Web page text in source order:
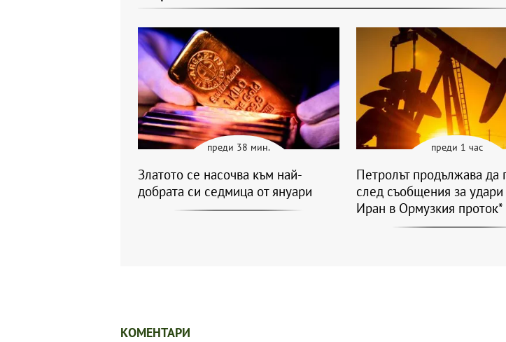
преди 38 мин.
Златото се насочва към най-
добрата си седмица от януари
преди 1 час
Петролът продължава да
след съобщения за
Иран в Ормузкия проток*
КОМЕНТАРИ